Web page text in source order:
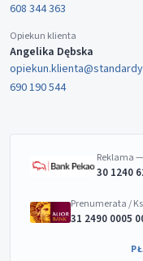
608 344 363
Opiekun klienta
Angelika Dębska
690 190 544
Reklama
30 1240
Prenumerata /
31 2490 0005